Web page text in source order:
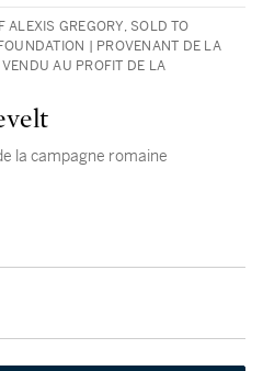
ALEXIS GREGORY, SOLD TO
| PROVENANT DE LA
AU PROFIT DE LA
la campagne romaine